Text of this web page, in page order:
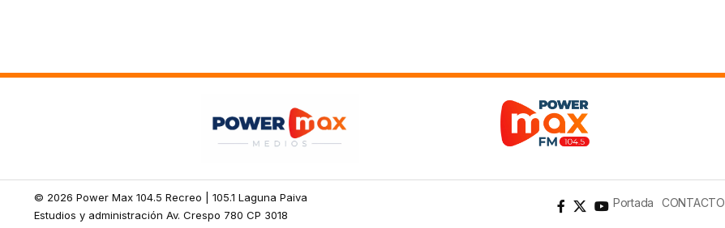
© 2026 Power Max 104.5 Recreo | 105.1 Laguna Paiva
Estudios y administración Av. Crespo 780 CP 3018
Portada CONTACTO